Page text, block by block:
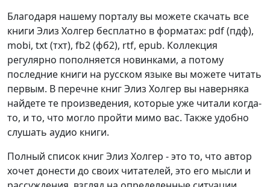
Благодаря нашему порталу вы можете скачать все
книги Элиз Холгер бесплатно в форматах: pdf (пдф),
mobi, txt (тхт), fb2 (фб2), rtf, epub. Коллекция
регулярно пополняется новинками, а потому
последние книги на русском языке вы можете читать
первым. В перечне книг Элиз Холгер вы наверняка
найдете те произведения, которые уже читали когда-
то, и то, что могло пройти мимо вас. Также удобно
слушать аудио книги.
Полный список книг Элиз Холгер - это то, что автор
хочет донести до своих читателей, это его мысли и